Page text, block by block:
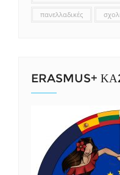
πανελλαδικές
ERASMUS+